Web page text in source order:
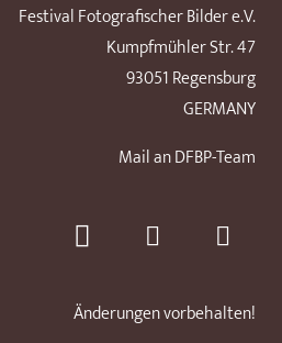
Festival Fotografischer Bilder e.V.
Kumpfmühler Str. 47
93051 Regensburg
GERMANY
Mail an DFBP-Team
Änderungen vorbehalten!